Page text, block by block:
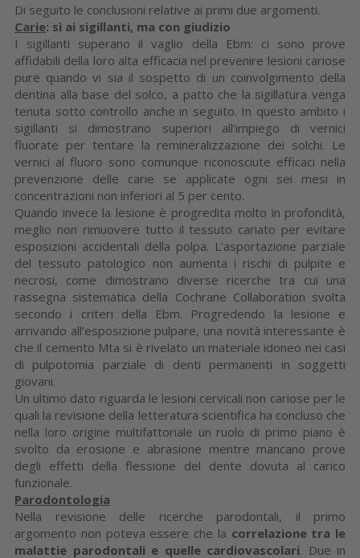
Di seguito le conclusioni relative ai primi due argomenti.
Carie: sì ai sigillanti, ma con giudizio
I sigillanti superano il vaglio della Ebm: ci sono prove
affidabili della loro alta efficacia nel prevenire lesioni cariose
pure quando vi sia il sospetto di un coinvolgimento della
dentina alla base del solco, a patto che la sigillatura venga
tenuta sotto controllo anche in seguito. In questo ambito i
sigillanti si dimostrano superiori all’impiego di vernici
fluorate per tentare la remineralizzazione dei solchi. Le
vernici al fluoro sono comunque riconosciute efficaci nella
prevenzione delle carie se applicate ogni sei mesi in
concentrazioni non inferiori al 5 per cento.
Quando invece la lesione è progredita molto in profondità,
meglio non rimuovere tutto il tessuto cariato per evitare
esposizioni accidentali della polpa. L’asportazione parziale
del tessuto patologico non aumenta i rischi di pulpite e
necrosi, come dimostrano diverse ricerche tra cui una
rassegna sistematica della Cochrane Collaboration svolta
secondo i criteri della Ebm. Progredendo la lesione e
arrivando all’esposizione pulpare, una novità interessante è
che il cemento Mta si è rivelato un materiale idoneo nei casi
di pulpotomia parziale di denti permanenti in soggetti
giovani.
Un ultimo dato riguarda le lesioni cervicali non cariose per le
quali la revisione della letteratura scientifica ha concluso che
nella loro origine multifattoriale un ruolo di primo piano è
svolto da erosione e abrasione mentre mancano prove
degli effetti della flessione del dente dovuta al carico
funzionale.
Parodontologia
Nella revisione delle ricerche parodontali, il primo
argomento non poteva essere che la correlazione tra le
malattie parodontali e quelle cardiovascolari. Due in